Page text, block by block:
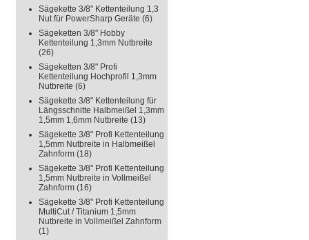
Sägekette 3/8" Kettenteilung 1,3
Nut für PowerSharp Geräte (6)
Sägeketten 3/8" Hobby
Kettenteilung 1,3mm Nutbreite
(26)
Sägeketten 3/8" Profi
Kettenteilung Hochprofil 1,3mm
Nutbreite (6)
Sägekette 3/8" Kettenteilung für
Längsschnitte Halbmeißel 1,3mm
1,5mm 1,6mm Nutbreite (13)
Sägekette 3/8" Profi Kettenteilung
1,5mm Nutbreite in Halbmeißel
Zahnform (18)
Sägekette 3/8" Profi Kettenteilung
1,5mm Nutbreite in Vollmeißel
Zahnform (16)
Sägekette 3/8" Profi Kettenteilung
MultiCut / Titanium 1,5mm
Nutbreite in Vollmeißel Zahnform
(1)